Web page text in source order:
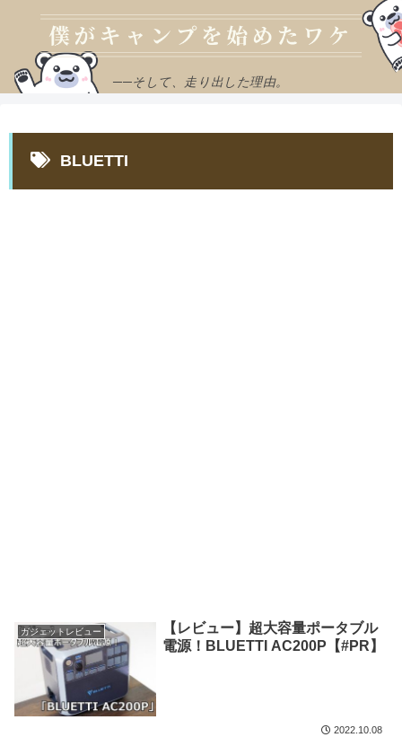
──そして、走り出した理由。
BLUETTI
ガジェットレビュー
【レビュー】超大容量ポータブル
電源！BLUETTI AC200P【#PR】
2022.10.08